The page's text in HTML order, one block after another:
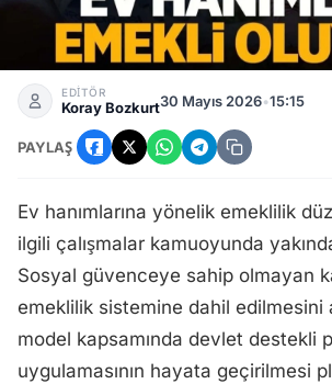
Ev Hanımlarına SGK Desteği Geliyor:
EDİTÖR
Koray Bozkurt30 Mayıs 2026•15:15
PAYLAŞ
Ev hanımlarına yönelik emeklilik
ilgili çalışmalar kamuoyunda
Sosyal güvenceye sahip olmayan
emeklilik sistemine dahil edilmesini
model kapsamında devlet destekli
uygulamasının hayata geçirilmesi